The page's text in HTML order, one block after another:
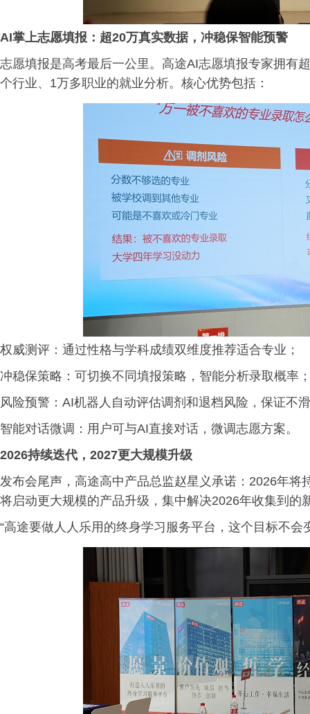
AI掌上志愿填报：超20万真实数据，冲稳保智能预警
志愿填报是高考最后一公里。高途AI志愿填报专家拥有
个行业、1万多职业的就业分析。核心优势包括：
权威测评：通过性格与学科成绩双维度推荐适合专业；
冲稳保策略：可切换不同填报策略，智能分析录取概率
风险预警：AI机器人自动评估调剂和退档风险，保证不
智能对话微调：用户可与AI直接对话，微调志愿方案。
2026持续迭代，2027更大规模升级
发布会尾声，高途高中产品总监赵星义承诺：2026年
将启动更大规模的产品升级，集中解决2026年收集到的
“高途要做人人乐用的终身学习服务平台，这个目标不会